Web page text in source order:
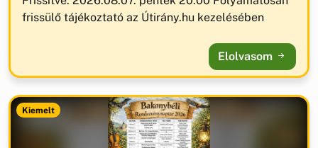
frissülő tájékoztató az Útirány.hu kezelésében
Elolvasom
Kiemelt